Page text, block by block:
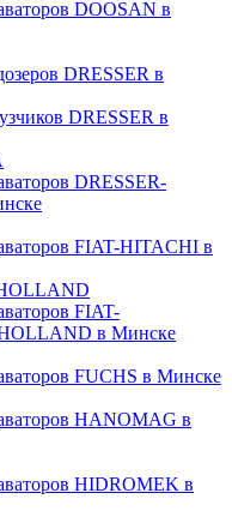
DOOSAN в
DRESSER в
DRESSER в
DRESSER-
FIAT-HITACHI в
FIAT-
в Минске
FUCHS в Минске
HANOMAG в
HIDROMEK в